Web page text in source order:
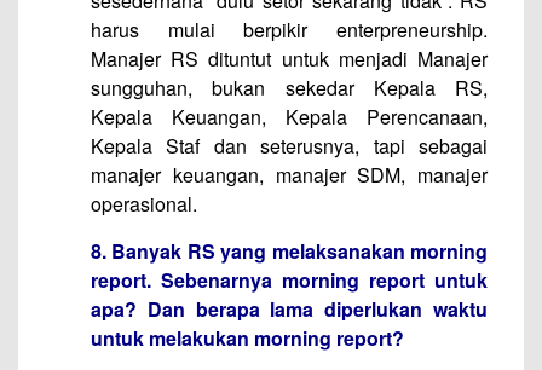
harus mulai berpikir enterpreneurship.
Manajer RS dituntut untuk menjadi Manajer
sungguhan, bukan sekedar Kepala RS,
Kepala Keuangan, Kepala Perencanaan,
Kepala Staf dan seterusnya, tapi sebagai
manajer keuangan, manajer SDM, manajer
operasional.
8. Banyak RS yang melaksanakan morning
report. Sebenarnya morning report untuk
apa? Dan berapa lama diperlukan waktu
untuk melakukan morning report?